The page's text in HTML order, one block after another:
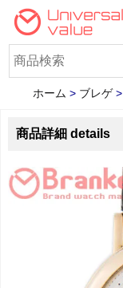
ホーム > ブレゲ>
商品詳細 details